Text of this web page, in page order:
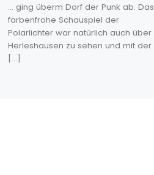
… ging überm Dorf der Punk ab. Das
farbenfrohe Schauspiel der
Polarlichter war natürlich auch über
Herleshausen zu sehen und mit der
[…]